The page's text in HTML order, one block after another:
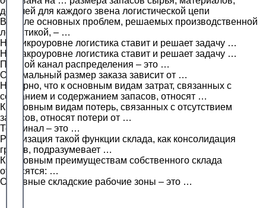
деталей для каждого звена логистической цепи
В числе основных проблем, решаемых производственной
логистикой, – …
На микроуровне логистика ставит и решает задачу …
На макроуровне логистика ставит и решает задачу …
Прямой канал распределения – это …
Оптимальный размер заказа зависит от …
Неверно, что к основным видам затрат, связанных с
созданием и содержанием запасов, относят …
К основным видам потерь, связанных с отсутствием
запасов, относят потери от …
Терминал – это …
Реализация такой функции склада, как консолидация
грузов, подразумевает …
К основным преимуществам собственного склада
относятся: …
Основные складские рабочие зоны – это …